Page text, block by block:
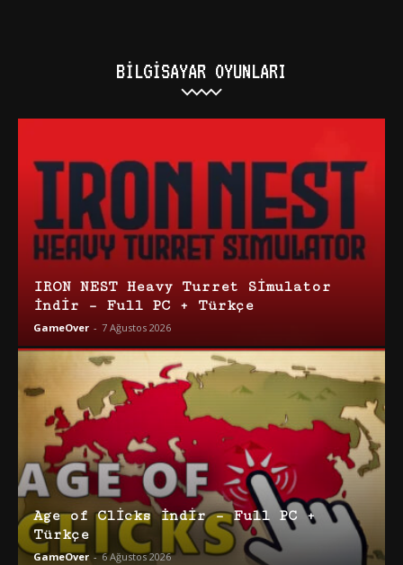
BILGISAYAR OYUNLARI
IRON NEST Heavy Turret Simulator
İndir – Full PC + Türkçe
GameOver - 7 Ağustos 2026
Age of Clicks İndir – Full PC +
Türkçe
GameOver - 6 Ağustos 2026